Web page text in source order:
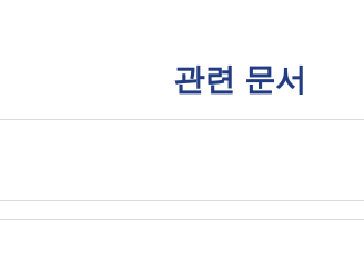
관련 문서